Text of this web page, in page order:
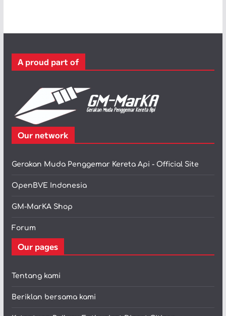
r
A proud part of
Our network
Gerakan Muda Penggemar Kereta Api - Official Site
OpenBVE Indonesia
GM-MarKA Shop
Forum
Our pages
Tentang kami
Beriklan bersama kami